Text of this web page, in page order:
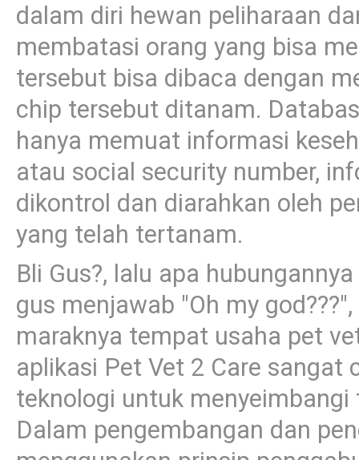
dalam diri hewan peliharaan
membatasi orang yang bisa
tersebut bisa dibaca dengan
chip tersebut ditanam.
hanya memuat informasi
atau social security number,
dikontrol dan diarahkan oleh
yang telah tertanam.
Bli Gus?, lalu apa
gus menjawab "Oh my
maraknya tempat usaha pet
aplikasi Pet Vet 2 Care sangat
teknologi untuk
Dalam pengembangan dan